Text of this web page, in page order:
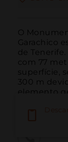
O
Garachico
de
com 77
superfície,
300 m
elemento